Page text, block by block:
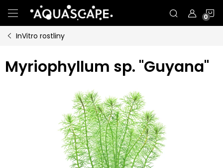
na
obsah
InVitro rostliny
Myriophyllum sp. "Guyana"